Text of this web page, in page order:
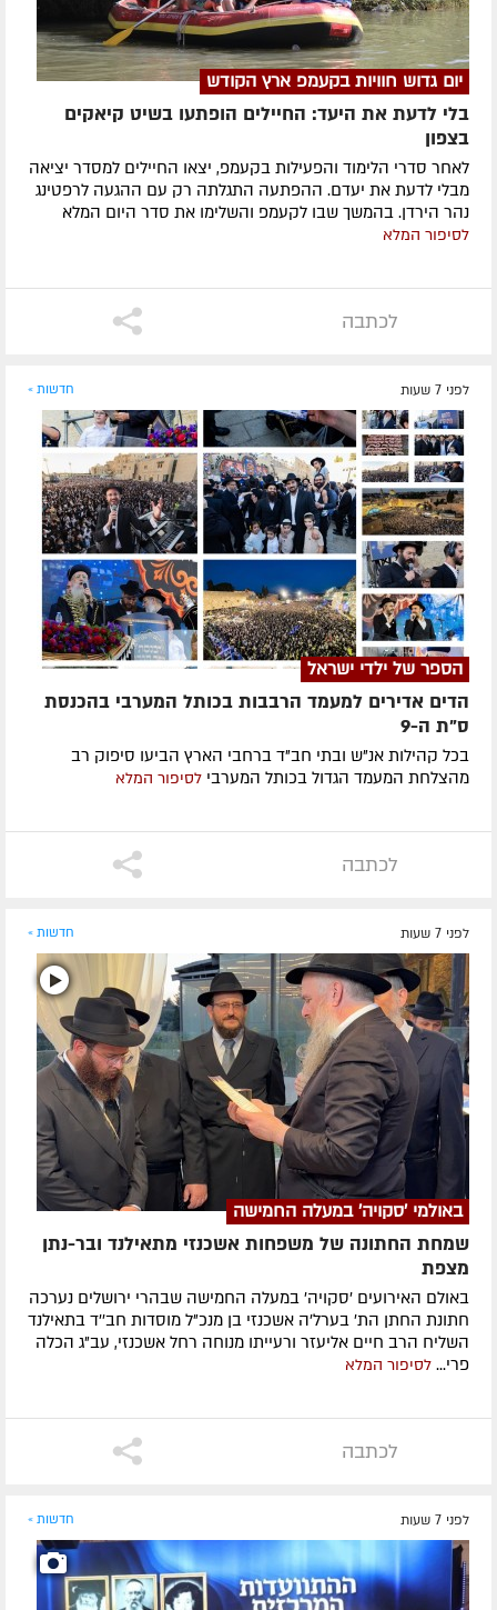
יום גדוש חוויות בקעמפ ארץ הקודש
בלי לדעת את היעד: החיילים הופתעו בשיט קיאקים
בצפון
לאחר סדרי הלימוד והפעילות בקעמפ, יצאו החיילים למסדר יציאה
מבלי לדעת את יעדם. ההפתעה התגלתה רק עם ההגעה לרפטינג
נהר הירדן. בהמשך שבו לקעמפ והשלימו את סדר היום המלא
לסיפור המלא
לכתבה
לפני 7 שעות חדשות »
הספר של ילדי ישראל
הדים אדירים למעמד הרבבות בכותל המערבי בהכנסת
ס"ת ה-9
בכל קהילות אנ"ש ובתי חב"ד ברחבי הארץ הביעו סיפוק רב
מהצלחת המעמד הגדול בכותל המערבי לסיפור המלא
לכתבה
לפני 7 שעות חדשות »
באולמי 'סקויה' במעלה החמישה
שמחת החתונה של משפחות אשכנזי מתאילנד ובר-נתן
מצפת
באולם האירועים 'סקויה' במעלה החמישה שבהרי ירושלים נערכה
חתונת החתן הת' בערל'ה אשכנזי בן מנכ"ל מוסדות חב''ד בתאילנד
השליח הרב חיים אליעזר ורעייתו מנוחה רחל אשכנזי, עב"ג הכלה
פרי... לסיפור המלא
לכתבה
לפני 7 שעות חדשות »